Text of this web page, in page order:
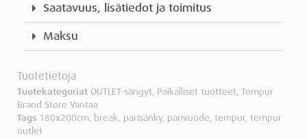
Saatavuus, lisätiedot ja toimitus
Maksu
Tuotetietoja
Tuotekategoriat OUTLET-sängyt, Paikalliset tuotteet, Tempur
Brand Store Vantaa
Tags 180x200cm, break, parisänky, parivuode, tempur, tempur
outlet